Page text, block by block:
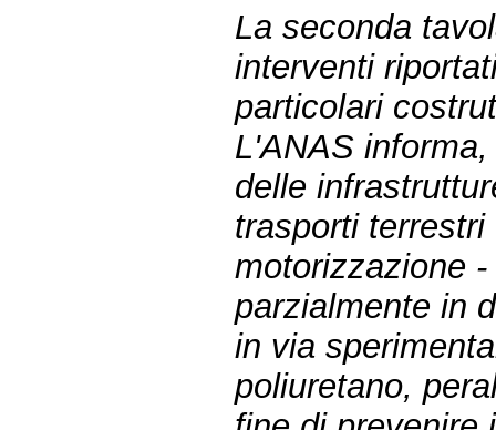
La seconda
interventi
particolari
L'ANAS
delle
trasporti
motorizzazione
parzialmente in
in via
poliuretano,